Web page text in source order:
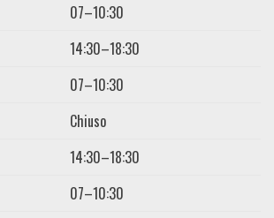
07–10:30
14:30–18:30
07–10:30
Chiuso
14:30–18:30
07–10:30